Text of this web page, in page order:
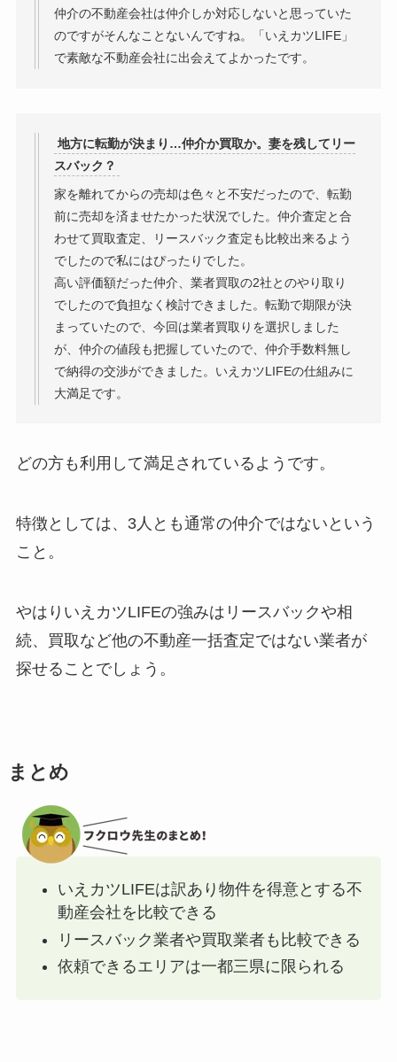
仲介の不動産会社は仲介しか対応しないと思っていた
のですがそんなことないんですね。「いえカツLIFE」
で素敵な不動産会社に出会えてよかったです。
地方に転勤が決まり…仲介か買取か。妻を残してリー
スバック？
家を離れてからの売却は色々と不安だったので、転勤
前に売却を済ませたかった状況でした。仲介査定と合
わせて買取査定、リースバック査定も比較出来るよう
でしたので私にはぴったりでした。
高い評価額だった仲介、業者買取の2社とのやり取り
でしたので負担なく検討できました。転勤で期限が決
まっていたので、今回は業者買取りを選択しました
が、仲介の値段も把握していたので、仲介手数料無し
で納得の交渉ができました。いえカツLIFEの仕組みに
大満足です。
どの方も利用して満足されているようです。
特徴としては、3人とも通常の仲介ではないという
こと。
やはりいえカツLIFEの強みはリースバックや相
続、買取など他の不動産一括査定ではない業者が
探せることでしょう。
まとめ
いえカツLIFEは訳あり物件を得意とする不
動産会社を比較できる
リースバック業者や買取業者も比較できる
依頼できるエリアは一都三県に限られる